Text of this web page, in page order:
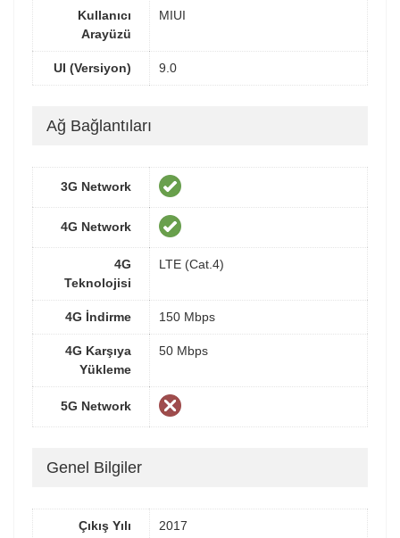
Kullanıcı
Arayüzü
MIUI
UI (Versiyon) 9.0
Ağ Bağlantıları
3G Network
4G Network
4G
Teknolojisi
LTE (Cat.4)
4G İndirme 150 Mbps
4G Karşıya
Yükleme
50 Mbps
5G Network
Genel Bilgiler
Çıkış Yılı 2017